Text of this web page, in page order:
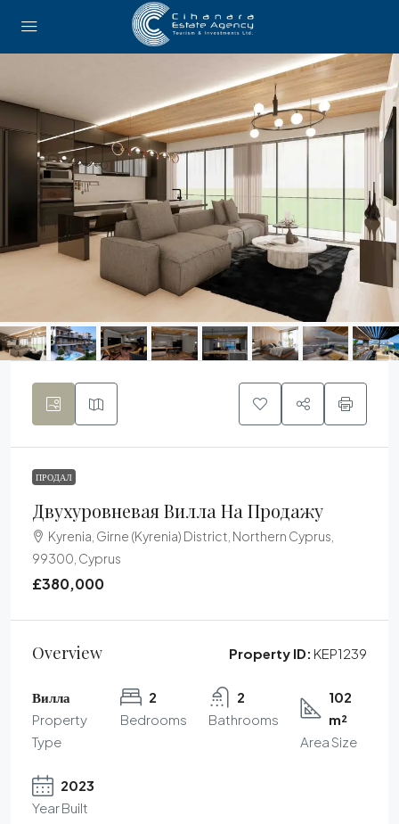
ПРОДАЛ
Двухуровневая Вилла На Продажу
Kyrenia, Girne (Kyrenia) District, Northern Cyprus,
99300, Cyprus
£380,000
Overview Property ID: KEP1239
Вилла
Property
Type
2
Bedrooms
2
Bathrooms
102
m²
Area Size
2023
Year Built